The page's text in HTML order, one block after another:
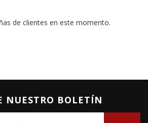
de clientes en este momento.
NUESTRO BOLETÍN